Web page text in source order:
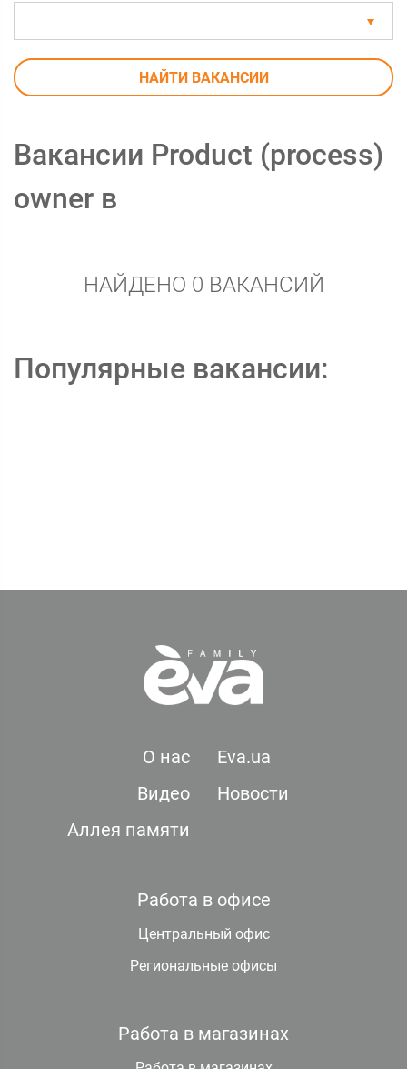
НАЙТИ ВАКАНСИИ
Вакансии Рroduct (process)
owner в
НАЙДЕНО 0 ВАКАНСИЙ
Популярные вакансии:
О нас
Eva.ua
Видео
Новости
Аллея памяти
Работа в офисе
Центральный офис
Региональные офисы
Работа в магазинах